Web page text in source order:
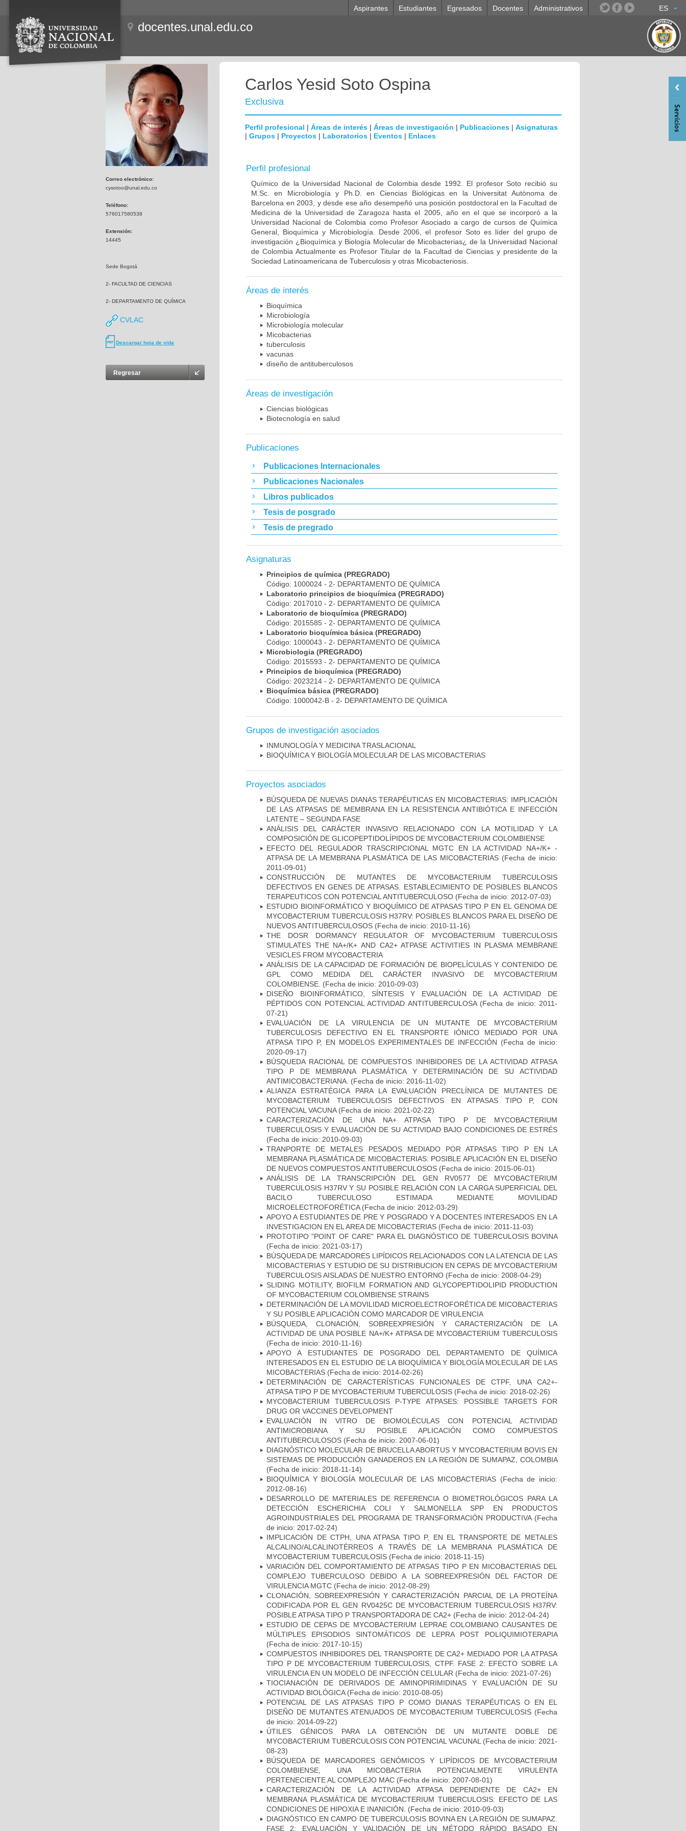
ES
Aspirantes Estudiantes Egresados Docentes Administrativos
docentes.unal.edu.co
Correo electrónico:
cysotoo@unal.edu.co
Teléfono:
576017580538
Extensión:
14445
Sede Bogotá
2- FACULTAD DE CIENCIAS
2- DEPARTAMENTO DE QUÍMICA
CVLAC
Descargar hoja de vida
Regresar
Carlos Yesid Soto Ospina
Exclusiva
Perfil profesional | Áreas de interés | Áreas de investigación | Publicaciones | Asignaturas
| Grupos | Proyectos | Laboratorios | Eventos | Enlaces
Perfil profesional
Químico de la Universidad Nacional de Colombia desde 1992. El profesor Soto recibió su
M.Sc. en Microbiología y Ph.D. en Ciencias Biológicas en la Universitat Autònoma de
Barcelona en 2003, y desde ese año desempeñó una posición postdoctoral en la Facultad de
Medicina de la Universidad de Zaragoza hasta el 2005, año en el que se incorporó a la
Universidad Nacional de Colombia como Profesor Asociado a cargo de cursos de Química
General, Bioquímica y Microbiología. Desde 2006, el profesor Soto es líder del grupo de
investigación ¿Bioquímica y Biología Molecular de Micobacterias¿ de la Universidad Nacional
de Colombia Actualmente es Profesor Titular de la Facultad de Ciencias y presidente de la
Sociedad Latinoamericana de Tuberculosis y otras Micobacteriosis.
Áreas de interés
Bioquímica
Microbiología
Microbiología molecular
Micobacterias
tuberculosis
vacunas
diseño de antituberculosos
Áreas de investigación
Ciencias biológicas
Biotecnología en salud
Publicaciones
Publicaciones Internacionales
Publicaciones Nacionales
Libros publicados
Tesis de posgrado
Tesis de pregrado
Asignaturas
Principios de química (PREGRADO)
Código: 1000024 - 2- DEPARTAMENTO DE QUÍMICA
Laboratorio principios de bioquímica (PREGRADO)
Código: 2017010 - 2- DEPARTAMENTO DE QUÍMICA
Laboratorio de bioquímica (PREGRADO)
Código: 2015585 - 2- DEPARTAMENTO DE QUÍMICA
Laboratorio bioquímica básica (PREGRADO)
Código: 1000043 - 2- DEPARTAMENTO DE QUÍMICA
Microbiologia (PREGRADO)
Código: 2015593 - 2- DEPARTAMENTO DE QUÍMICA
Principios de bioquímica (PREGRADO)
Código: 2023214 - 2- DEPARTAMENTO DE QUÍMICA
Bioquímica básica (PREGRADO)
Código: 1000042-B - 2- DEPARTAMENTO DE QUÍMICA
Grupos de investigación asociados
INMUNOLOGÍA Y MEDICINA TRASLACIONAL
BIOQUÍMICA Y BIOLOGÍA MOLECULAR DE LAS MICOBACTERIAS
Proyectos asociados
BÚSQUEDA DE NUEVAS DIANAS TERAPÉUTICAS EN MICOBACTERIAS: IMPLICACIÓN
DE LAS ATPASAS DE MEMBRANA EN LA RESISTENCIA ANTIBIÓTICA E INFECCIÓN
LATENTE – SEGUNDA FASE
ANÁLISIS DEL CARÁCTER INVASIVO RELACIONADO CON LA MOTILIDAD Y LA
COMPOSICIÓN DE GLICOPEPTIDOLÍPIDOS DE MYCOBACTERIUM COLOMBIENSE
EFECTO DEL REGULADOR TRASCRIPCIONAL MGTC EN LA ACTIVIDAD NA+/K+ -
ATPASA DE LA MEMBRANA PLASMÁTICA DE LAS MICOBACTERIAS(Fecha de inicio:
2011-09-01)
CONSTRUCCIÓN DE MUTANTES DE MYCOBACTERIUM TUBERCULOSIS
DEFECTIVOS EN GENES DE ATPASAS. ESTABLECIMIENTO DE POSIBLES BLANCOS
TERAPEUTICOS CON POTENCIAL ANTITUBERCULOSO (Fecha de inicio: 2012-07-03)
ESTUDIO BIOINFORMÁTICO Y BIOQUÍMICO DE ATPASAS TIPO P EN EL GENOMA DE
MYCOBACTERIUM TUBERCULOSIS H37RV: POSIBLES BLANCOS PARA EL DISEÑO DE
NUEVOS ANTITUBERCULOSOS (Fecha de inicio: 2010-11-16)
THE DOSR DORMANCY REGULATOR OF MYCOBACTERIUM TUBERCULOSIS
STIMULATES THE NA+/K+ AND CA2+ ATPASE ACTIVITIES IN PLASMA MEMBRANE
VESICLES FROM MYCOBACTERIA
ANÁLISIS DE LA CAPACIDAD DE FORMACIÓN DE BIOPELÍCULAS Y CONTENIDO DE
GPL COMO MEDIDA DEL CARÁCTER INVASIVO DE MYCOBACTERIUM
COLOMBIENSE. (Fecha de inicio: 2010-09-03)
DISEÑO BIOINFORMÁTICO, SÍNTESIS Y EVALUACIÓN DE LA ACTIVIDAD DE
PÉPTIDOS CON POTENCIAL ACTIVIDAD ANTITUBERCULOSA(Fecha de inicio: 2011-
07-21)
EVALUACIÓN DE LA VIRULENCIA DE UN MUTANTE DE MYCOBACTERIUM
TUBERCULOSIS DEFECTIVO EN EL TRANSPORTE IÓNICO MEDIADO POR UNA
ATPASA TIPO P, EN MODELOS EXPERIMENTALES DE INFECCIÓN (Fecha de inicio:
2020-09-17)
BÚSQUEDA RACIONAL DE COMPUESTOS INHIBIDORES DE LA ACTIVIDAD ATPASA
TIPO P DE MEMBRANA PLASMÁTICA Y DETERMINACIÓN DE SU ACTIVIDAD
ANTIMICOBACTERIANA. (Fecha de inicio: 2016-11-02)
ALIANZA ESTRATÉGICA PARA LA EVALUACIÓN PRECLÍNICA DE MUTANTES DE
MYCOBACTERIUM TUBERCULOSIS DEFECTIVOS EN ATPASAS TIPO P, CON
POTENCIAL VACUNA(Fecha de inicio: 2021-02-22)
CARACTERIZACIÓN DE UNA NA+ ATPASA TIPO P DE MYCOBACTERIUM
TUBERCULOSIS Y EVALUACIÓN DE SU ACTIVIDAD BAJO CONDICIONES DE ESTRÉS
(Fecha de inicio: 2010-09-03)
TRANPORTE DE METALES PESADOS MEDIADO POR ATPASAS TIPO P EN LA
MEMBRANA PLASMÁTICA DE MICOBACTERIAS: POSIBLE APLICACIÓN EN EL DISEÑO
DE NUEVOS COMPUESTOS ANTITUBERCULOSOS (Fecha de inicio: 2015-06-01)
ANÁLISIS DE LA TRANSCRIPCIÓN DEL GEN RV0577 DE MYCOBACTERIUM
TUBERCULOSIS H37RV Y SU POSIBLE RELACIÓN CON LA CARGA SUPERFICIAL DEL
BACILO TUBERCULOSO ESTIMADA MEDIANTE MOVILIDAD
MICROELECTROFORÉTICA (Fecha de inicio: 2012-03-29)
APOYO A ESTUDIANTES DE PRE Y POSGRADO Y A DOCENTES INTERESADOS EN LA
INVESTIGACION EN EL AREA DE MICOBACTERIAS (Fecha de inicio: 2011-11-03)
PROTOTIPO "POINT OF CARE" PARA EL DIAGNÓSTICO DE TUBERCULOSIS BOVINA
(Fecha de inicio: 2021-03-17)
BÚSQUEDA DE MARCADORES LIPÍDICOS RELACIONADOS CON LA LATENCIA DE LAS
MICOBACTERIAS Y ESTUDIO DE SU DISTRIBUCION EN CEPAS DE MYCOBACTERIUM
TUBERCULOSIS AISLADAS DE NUESTRO ENTORNO (Fecha de inicio: 2008-04-29)
SLIDING MOTILITY, BIOFILM FORMATION AND GLYCOPEPTIDOLIPID PRODUCTION
OF MYCOBACTERIUM COLOMBIENSE STRAINS
DETERMINACIÓN DE LA MOVILIDAD MICROELECTROFORÉTICA DE MICOBACTERIAS
Y SU POSIBLE APLICACIÓN COMO MARCADOR DE VIRULENCIA
BÚSQUEDA, CLONACIÓN, SOBREEXPRESIÓN Y CARACTERIZACIÓN DE LA
ACTIVIDAD DE UNA POSIBLE NA+/K+ ATPASA DE MYCOBACTERIUM TUBERCULOSIS
(Fecha de inicio: 2010-11-16)
APOYO A ESTUDIANTES DE POSGRADO DEL DEPARTAMENTO DE QUÍMICA
INTERESADOS EN EL ESTUDIO DE LA BIOQUÍMICA Y BIOLOGÍA MOLECULAR DE LAS
MICOBACTERIAS (Fecha de inicio: 2014-02-26)
DETERMINACIÓN DE CARACTERÍSTICAS FUNCIONALES DE CTPF, UNA CA2+-
ATPASA TIPO P DE MYCOBACTERIUM TUBERCULOSIS (Fecha de inicio: 2018-02-26)
MYCOBACTERIUM TUBERCULOSIS P-TYPE ATPASES: POSSIBLE TARGETS FOR
DRUG OR VACCINES DEVELOPMENT
EVALUACIÓN IN VITRO DE BIOMOLÉCULAS CON POTENCIAL ACTIVIDAD
ANTIMICROBIANA Y SU POSIBLE APLICACIÓN COMO COMPUESTOS
ANTITUBERCULOSOS (Fecha de inicio: 2007-06-01)
DIAGNÓSTICO MOLECULAR DE BRUCELLA ABORTUS Y MYCOBACTERIUM BOVIS EN
SISTEMAS DE PRODUCCIÓN GANADEROS EN LA REGIÓN DE SUMAPAZ, COLOMBIA
(Fecha de inicio: 2018-11-14)
BIOQUÍMICA Y BIOLOGÍA MOLECULAR DE LAS MICOBACTERIAS (Fecha de inicio:
2012-08-16)
DESARROLLO DE MATERIALES DE REFERENCIA O BIOMETROLÓGICOS PARA LA
DETECCIÓN ESCHERICHIA COLI Y SALMONELLA SPP EN PRODUCTOS
AGROINDUSTRIALES DEL PROGRAMA DE TRANSFORMACIÓN PRODUCTIVA(Fecha
de inicio: 2017-02-24)
IMPLICACIÓN DE CTPH, UNA ATPASA TIPO P, EN EL TRANSPORTE DE METALES
ALCALINO/ALCALINOTÉRREOS A TRAVÉS DE LA MEMBRANA PLASMÁTICA DE
MYCOBACTERIUM TUBERCULOSIS (Fecha de inicio: 2018-11-15)
VARIACIÓN DEL COMPORTAMIENTO DE ATPASAS TIPO P EN MICOBACTERIAS DEL
COMPLEJO TUBERCULOSO DEBIDO A LA SOBREEXPRESIÓN DEL FACTOR DE
VIRULENCIA MGTC (Fecha de inicio: 2012-08-29)
CLONACIÓN, SOBREEXPRESIÓN Y CARACTERIZACIÓN PARCIAL DE LA PROTEÍNA
CODIFICADA POR EL GEN RV0425C DE MYCOBACTERIUM TUBERCULOSIS H37RV:
POSIBLE ATPASA TIPO P TRANSPORTADORA DE CA2+ (Fecha de inicio: 2012-04-24)
ESTUDIO DE CEPAS DE MYCOBACTERIUM LEPRAE COLOMBIANO CAUSANTES DE
MÚLTIPLES EPISODIOS SINTOMÁTICOS DE LEPRA POST POLIQUIMIOTERAPIA
(Fecha de inicio: 2017-10-15)
COMPUESTOS INHIBIDORES DEL TRANSPORTE DE CA2+ MEDIADO POR LA ATPASA
TIPO P DE MYCOBACTERIUM TUBERCULOSIS, CTPF. FASE 2: EFECTO SOBRE LA
VIRULENCIA EN UN MODELO DE INFECCIÓN CELULAR (Fecha de inicio: 2021-07-26)
TIOCIANACIÓN DE DERIVADOS DE AMINOPIRIMIDINAS Y EVALUACIÓN DE SU
ACTIVIDAD BIOLÓGICA(Fecha de inicio: 2010-08-05)
POTENCIAL DE LAS ATPASAS TIPO P COMO DIANAS TERAPÉUTICAS O EN EL
DISEÑO DE MUTANTES ATENUADOS DE MYCOBACTERIUM TUBERCULOSIS (Fecha
de inicio: 2014-09-22)
ÚTILES GÉNICOS PARA LA OBTENCIÓN DE UN MUTANTE DOBLE DE
MYCOBACTERIUM TUBERCULOSIS CON POTENCIAL VACUNAL (Fecha de inicio: 2021-
08-23)
BÚSQUEDA DE MARCADORES GENÓMICOS Y LIPÍDICOS DE MYCOBACTERIUM
COLOMBIENSE, UNA MICOBACTERIA POTENCIALMENTE VIRULENTA
PERTENECIENTE AL COMPLEJO MAC (Fecha de inicio: 2007-08-01)
CARACTERIZACIÓN DE LA ACTIVIDAD ATPASA DEPENDIENTE DE CA2+ EN
MEMBRANA PLASMÁTICA DE MYCOBACTERIUM TUBERCULOSIS: EFECTO DE LAS
CONDICIONES DE HIPOXIA E INANICIÓN.
(Fecha de inicio: 2010-09-03)
DIAGNÓSTICO EN CAMPO DE TUBERCULOSIS BOVINA EN LA REGIÓN DE SUMAPAZ.
FASE 2: EVALUACIÓN Y VALIDACIÓN DE UN MÉTODO RÁPIDO BASADO EN